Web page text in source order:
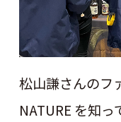
松山謙さんのフ
NATURE を知